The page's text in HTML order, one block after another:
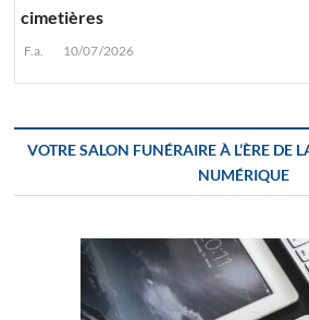
cimetières
F.a. 10/07/2026
VOTRE SALON FUNÉRAIRE À L’ÈRE DE
NUMÉRIQUE